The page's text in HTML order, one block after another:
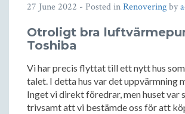
27 June 2022 - Posted inRenoveringby
Otroligt bra
Toshiba
Vi har precis flyttat till ett nytt hus
talet. I detta hus var det uppvärmning
Inget vi direkt föredrar, men huset var
trivsamt att vi bestämde oss för att